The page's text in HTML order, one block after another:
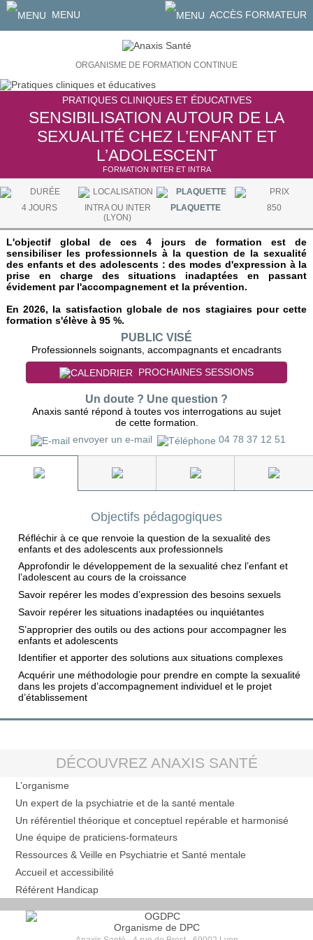
MENU ACCÈS FORMATEUR
ORGANISME DE FORMATION CONTINUE
PRATIQUES CLINIQUES ET ÉDUCATIVES
SENSIBILISATION AUTOUR DE LA
SEXUALITÉ CHEZ L’ENFANT ET
L’ADOLESCENT
FORMATION INTER ET INTRA
4 JOURS
INTRA OU INTER
(LYON)
PLAQUETTE 850
L'objectif global de ces 4 jours de formation est de
sensibiliser les professionnels à la question de la sexualité
des enfants et des adolescents : des modes d'expression à la
prise en charge des situations inadaptées en passant
évidement par l'accompagnement et la prévention.
En 2026, la satisfaction globale de nos stagiaires pour cette
formation s'élève à 95 %.
PUBLIC VISÉ
Professionnels soignants, accompagnants et encadrants
PROCHAINES SESSIONS
Un doute ? Une question ?
Anaxis santé répond à toutes vos interrogations au sujet
de cette formation.
envoyer un e-mail
04 78 37 12 51
Objectifs pédagogiques
Réfléchir à ce que renvoie la question de la sexualité des
enfants et des adolescents aux professionnels
Approfondir le développement de la sexualité chez l’enfant et
l’adolescent au cours de la croissance
Savoir repérer les modes d’expression des besoins sexuels
Savoir repérer les situations inadaptées ou inquiétantes
S’approprier des outils ou des actions pour accompagner les
enfants et adolescents
Identifier et apporter des solutions aux situations complexes
Acquérir une méthodologie pour prendre en compte la sexualité
dans les projets d’accompagnement individuel et le projet
d’établissement
DÉCOUVREZ ANAXIS SANTÉ
L’organisme
Un expert de la psychiatrie et de la santé mentale
Un référentiel théorique et conceptuel repérable et harmonisé
Une équipe de praticiens-formateurs
Ressources & Veille en Psychiatrie et Santé mentale
Accueil et accessibilité
Référent Handicap
Organisme de DPC